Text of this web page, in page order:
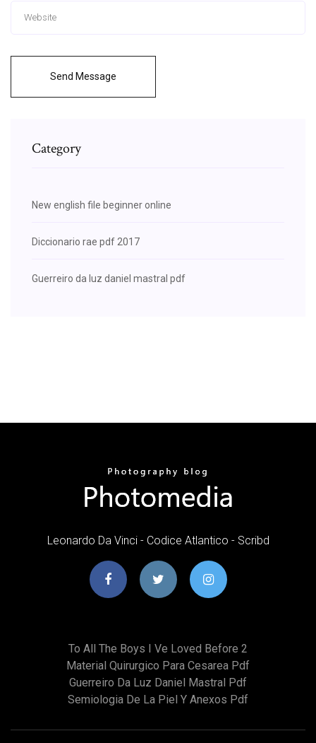
Send Message
Category
New english file beginner online
Diccionario rae pdf 2017
Guerreiro da luz daniel mastral pdf
Leonardo Da Vinci - Codice Atlantico - Scribd
To All The Boys I Ve Loved Before 2
Material Quirurgico Para Cesarea Pdf
Guerreiro Da Luz Daniel Mastral Pdf
Semiologia De La Piel Y Anexos Pdf